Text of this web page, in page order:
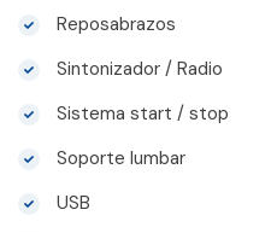
Reposabrazos
Sintonizador / Radio
Sistema start / stop
Soporte lumbar
USB